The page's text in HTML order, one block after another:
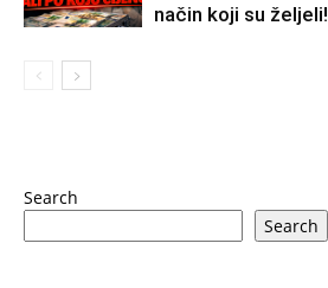
način koji su željeli!
Search
Search